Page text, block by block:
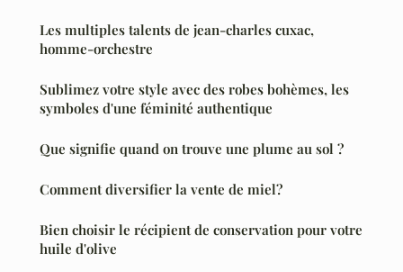
Les multiples talents de jean-charles cuxac,
homme-orchestre
Sublimez votre style avec des robes bohèmes, les
symboles d'une féminité authentique
Que signifie quand on trouve une plume au sol ?
Comment diversifier la vente de miel?
Bien choisir le récipient de conservation pour votre
huile d'olive